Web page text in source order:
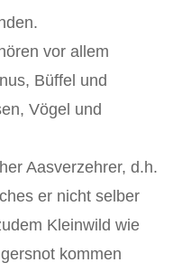
vor allem
Büffel und
Vögel und
Aasverzehrer, d.h.
er nicht selber
Kleinwild wie
kommen